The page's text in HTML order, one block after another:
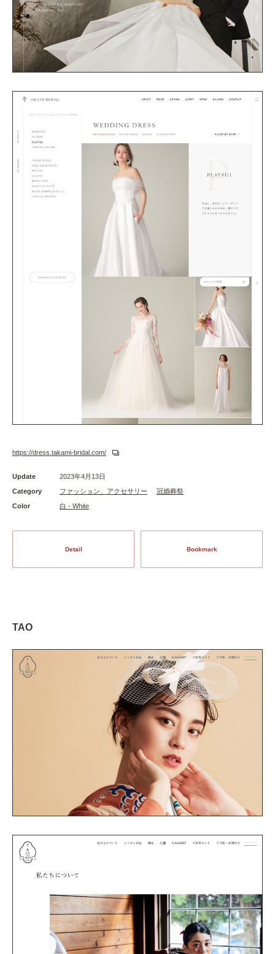
https://dress.takami-bridal.com/
Update
2023年4月13日
Category
ファッション、アクセサリー
冠婚葬祭
Color
白 - White
Detail Bookmark
TAO